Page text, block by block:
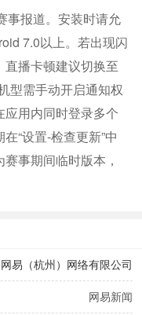
事报道。安装时请允
7.0以上。若出现闪
播卡顿建议切换至
型需手动开启通知权
用内同时登录多个
“设置-检查更新”中
事期间临时版本，
网易（杭州）网络有限公司
网易新闻